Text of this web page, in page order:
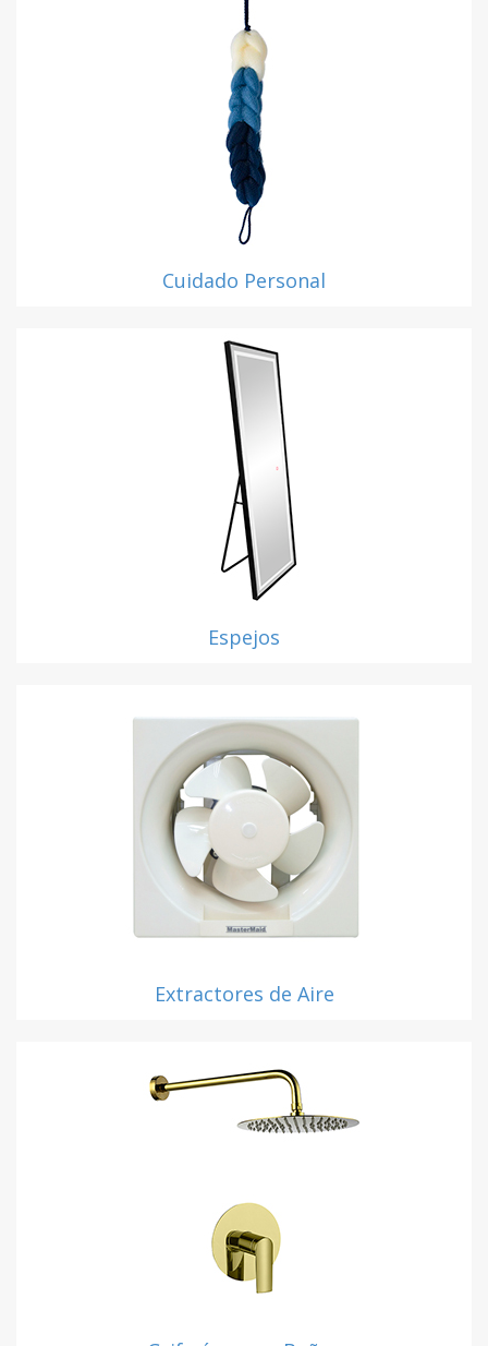
Cuidado Personal
Espejos
Extractores de Aire